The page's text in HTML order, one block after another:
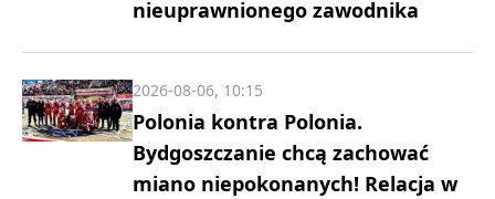
nieuprawnionego zawodnika
Polonia kontra Polonia.
Bydgoszczanie chcą zachować
miano niepokonanych! Relacja w
2026-08-06, 10:15